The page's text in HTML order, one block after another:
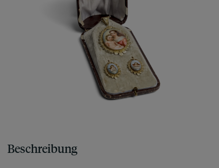
Beschreibung